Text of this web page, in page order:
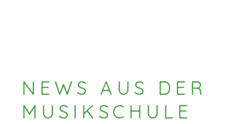
NEWS AUS DER
MUSIKSCHULE